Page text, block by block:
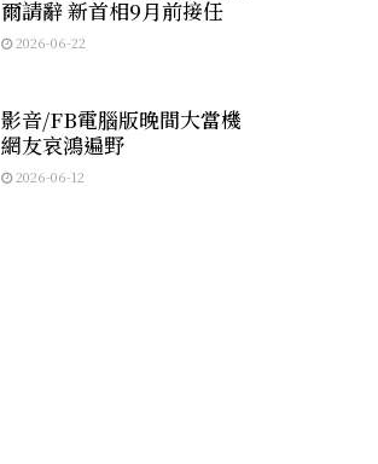
爾請辭 新首相9月前接任
2026-06-22
影音/FB電腦版晚間大當機
網友哀鴻遍野
2026-06-12